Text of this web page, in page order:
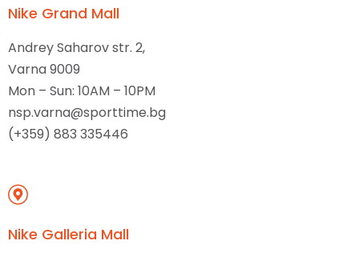
Nike Grand Mall
Andrey Saharov str. 2,
Varna 9009
Mon – Sun: 10AM – 10PM
nsp.varna@sporttime.bg
(+359) 883 335446
Nike Galleria Mall